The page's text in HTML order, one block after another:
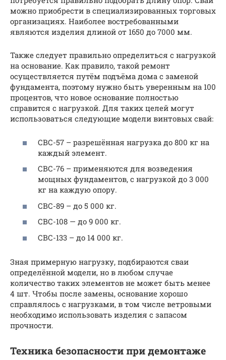
можно приобрести в специализированных торговых
организациях. Наиболее востребованными
являются изделия длиной от 1650 до 7000 мм.
Также следует правильно определиться с нагрузкой
на основание. Как правило, такой ремонт
осуществляется путём подъёма дома с заменой
фундамента, поэтому нужно быть уверенным на 100
процентов, что новое основание полностью
справится с нагрузкой. Для таких целей могут
использоваться следующие модели винтовых свай:
СВС-57 – разрешённая нагрузка до 800 кг на
каждый элемент.
СВС-76 – применяются для возведения
мощных фундаментов, с нагрузкой до 3 000
кг на каждую опору.
СВС-89 – до 5 000 кг.
СВС-108 — до 9 000 кг.
СВС-133 – до 14 000 кг.
Зная примерную нагрузку, подбираются сваи
определённой модели, но в любом случае
количество таких элементов не может быть менее
4 шт. Чтобы после замены, основание хорошо
справлялось с нагрузками, в том числе ветровыми
необходимо использовать изделия с запасом
прочности.
Техника безопасности при демонтаже